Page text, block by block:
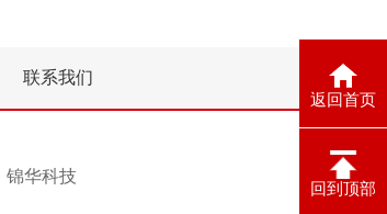
返回首页
回到顶部
联系我们
锦华科技